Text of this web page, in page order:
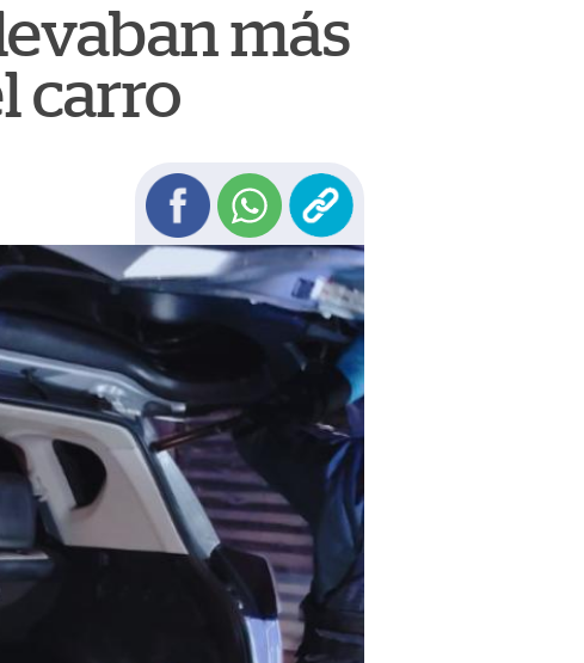
más
carro